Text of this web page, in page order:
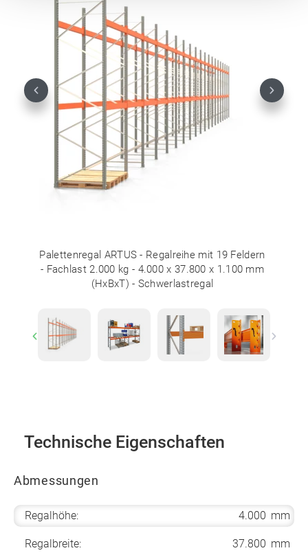
Palettenregal ARTUS - Regalreihe mit 19 Feldern
- Fachlast 2.000 kg - 4.000 x 37.800 x 1.100 mm
(HxBxT) - Schwerlastregal
Previous Next
Previous Next
Technische Eigenschaften
Abmessungen
Regalhöhe: 4.000 mm
Regalbreite: 37.800 mm